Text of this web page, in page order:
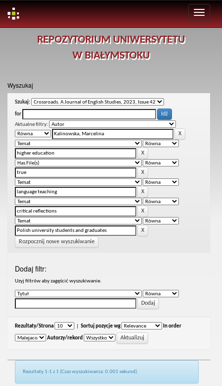
REPOZYTORIUM UNIWERSYTETU
W BIAŁYMSTOKU
Wyszukaj
Szukaj:
for
Aktualne filtry:
Rozpocznij nowe wyszukiwanie
Dodaj filtr:
Uzyj filtrów aby zagęścić wyszukiwanie.
Rezultaty/Strona Sortuj pozycje wg In order
Autorzy/rekord
Rezultaty 1-1 z 1 (Czas wyszukiwania: 0.001 sekund).